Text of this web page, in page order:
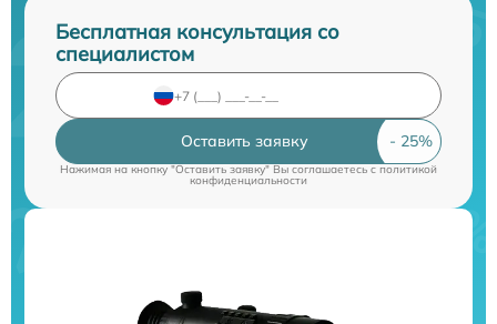
Бесплатная консультация со
специалистом
Оставить заявку
Нажимая на кнопку "Оставить заявку" Вы соглашаетесь cполитикой
конфиденциальности